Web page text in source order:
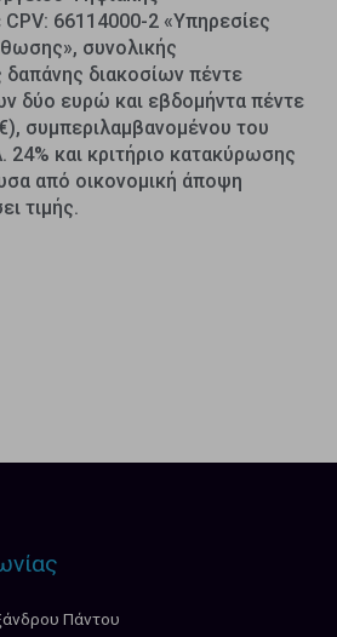
66114000-2 «Υπηρεσίες
συνολικής
διακοσίων πέντε
δύο ευρώ και εβδομήντα πέντε
συμπεριλαμβανομένου του
και κριτήριο κατακύρωσης
από οικονομική άποψη
τιμής.
Πάντου